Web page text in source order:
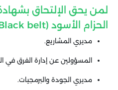
لمن يحق الإلتحاق
الحزام الأسود (Six Sigma Black belt)؟
مديري المشاريع.
المسؤولين عن إدارة الفرق في
مديري الجودة والبرمجيات.